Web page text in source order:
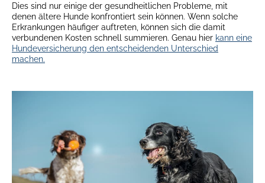
Dies sind nur einige der gesundheitlichen Probleme, mit
denen ältere Hunde konfrontiert sein können. Wenn solche
Erkrankungen häufiger auftreten, können sich die damit
verbundenen Kosten schnell summieren. Genau hier kann eine
Hundeversicherung den entscheidenden Unterschied
machen.